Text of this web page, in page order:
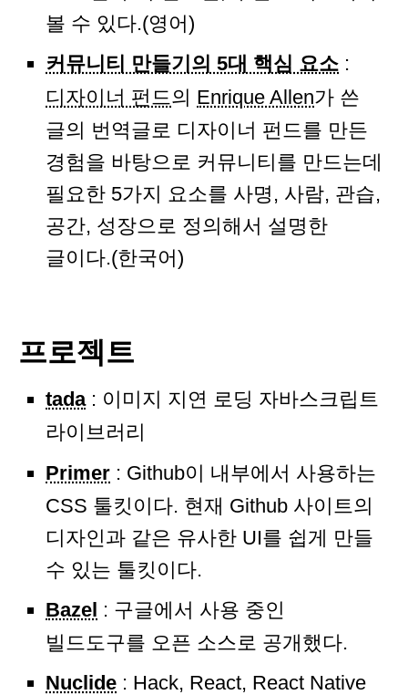
볼 수 있다.(영어)
커뮤니티 만들기의 5대 핵심 요소 :
디자이너 펀드의 Enrique Allen가 쓴
글의 번역글로 디자이너 펀드를 만든
경험을 바탕으로 커뮤니티를 만드는데
필요한 5가지 요소를 사명, 사람, 관습,
공간, 성장으로 정의해서 설명한
글이다.(한국어)
프로젝트
tada: 이미지 지연 로딩 자바스크립트
라이브러리
Primer : Github이 내부에서 사용하는
CSS 툴킷이다. 현재 Github 사이트의
디자인과 같은 유사한 UI를 쉽게 만들
수 있는 툴킷이다.
Bazel : 구글에서 사용 중인
빌드도구를 오픈 소스로 공개했다.
Nuclide : Hack, React, React Native